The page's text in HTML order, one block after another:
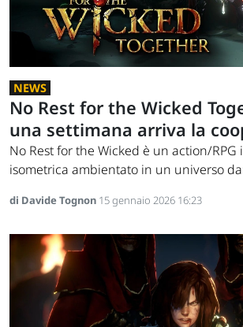
NEWS
No Rest for the Wicked
una settimana arriva la
No Rest for the Wicked è un action/RPG
isometrica ambientato in un universo
di Davide Tognon 15 gennaio 2026 16:23